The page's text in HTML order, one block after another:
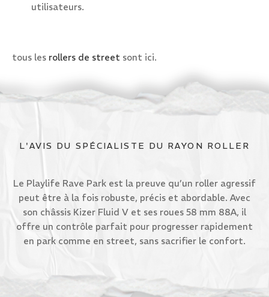
utilisateurs.
tous les rollers de street sont ici.
L'AVIS DU SPÉCIALISTE DU RAYON ROLLER
Le Playlife Rave Park est la preuve qu’un roller agressif
peut être à la fois robuste, précis et abordable. Avec
son châssis Kizer Fluid V et ses roues 58 mm 88A, il
offre un contrôle parfait pour progresser rapidement
en park comme en street, sans sacrifier le confort.